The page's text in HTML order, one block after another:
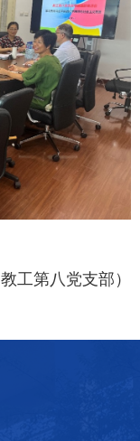
工第八党支部）